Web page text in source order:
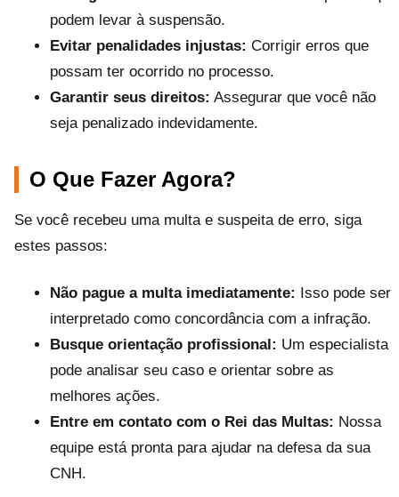
podem levar à suspensão.
Evitar penalidades injustas: Corrigir erros que
possam ter ocorrido no processo.
Garantir seus direitos: Assegurar que você não
seja penalizado indevidamente.
O Que Fazer Agora?
Se você recebeu uma multa e suspeita de erro, siga
estes passos:
Não pague a multa imediatamente:
Isso pode ser
interpretado como concordância com a infração.
Busque orientação profissional: Um especialista
pode analisar seu caso e orientar sobre as
melhores ações.
Entre em contato com o Rei das Multas: Nossa
equipe está pronta para ajudar na defesa da sua
CNH.